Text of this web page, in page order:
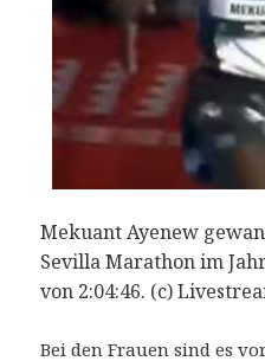
Mekuant Ayenew
Sevilla Marathon im
von 2:04:46. (c)
Bei den Frauen sind es